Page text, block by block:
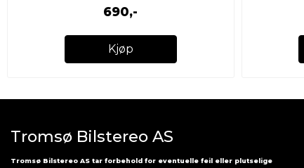
690,-
Kjøp
Tromsø Bilstereo AS
Tromsø Bilstereo AS tar forbehold for eventuelle feil eller plutselige